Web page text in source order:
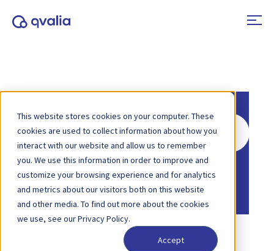
This website stores cookies on your computer. These
cookies are used to collect information about how you
interact with our website and allow us to remember
you. We use this information in order to improve and
customize your browsing experience and for analytics
and metrics about our visitors both on this website
and other media. To find out more about the cookies
we use, see our Privacy Policy.
Accept
Zoeken
naar
Home Kennisbank
Betaalplatform
Home
Kennisbank Integraties